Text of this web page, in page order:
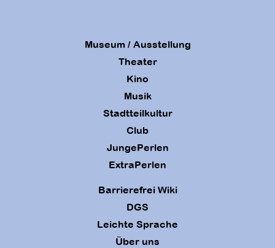
Museum / Ausstellung
Theater
Kino
Musik
Stadtteilkultur
Club
JungePerlen
ExtraPerlen
Barrierefrei Wiki
DGS
Leichte Sprache
Über uns